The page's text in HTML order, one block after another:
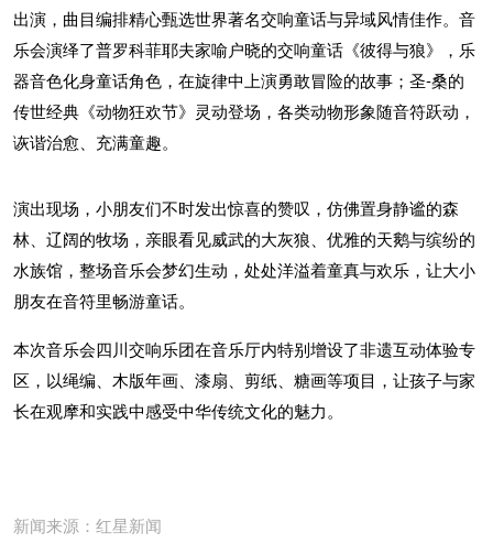
出演，曲目编排精心甄选世界著名交响童话与异域风情佳作。音
乐会演绎了普罗科菲耶夫家喻户晓的交响童话《彼得与狼》，乐
器音色化身童话角色，在旋律中上演勇敢冒险的故事；圣-桑的
传世经典《动物狂欢节》灵动登场，各类动物形象随音符跃动，
诙谐治愈、充满童趣。
演出现场，小朋友们不时发出惊喜的赞叹，仿佛置身静谧的森
林、辽阔的牧场，亲眼看见威武的大灰狼、优雅的天鹅与缤纷的
水族馆，整场音乐会梦幻生动，处处洋溢着童真与欢乐，让大小
朋友在音符里畅游童话。
本次音乐会四川交响乐团在音乐厅内特别增设了非遗互动体验专
区，以绳编、木版年画、漆扇、剪纸、糖画等项目，让孩子与家
长在观摩和实践中感受中华传统文化的魅力。
新闻来源：红星新闻